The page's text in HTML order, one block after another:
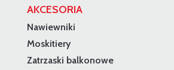
AKCESORIA
Nawiewniki
Moskitiery
Zatrzaski balkonowe